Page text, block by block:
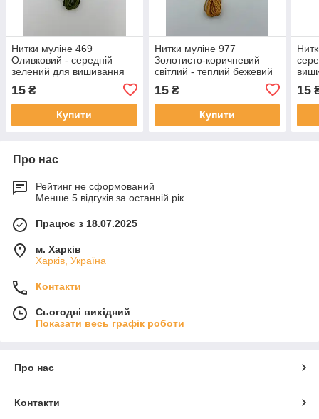
Нитки муліне 469
Оливковий - середній
зелений для вишивання
15 ₴
Купити
Нитки муліне 977
Золотисто-коричневий
світлий - теплий бежевий
15₴
Купити
15
Про нас
Рейтинг не сформований
Менше 5 відгуків за останній рік
Працює з 18.07.2025
м. Харків
Харків, Україна
Контакти
Сьогодні вихідний
Показати весь графік роботи
Про нас
Контакти